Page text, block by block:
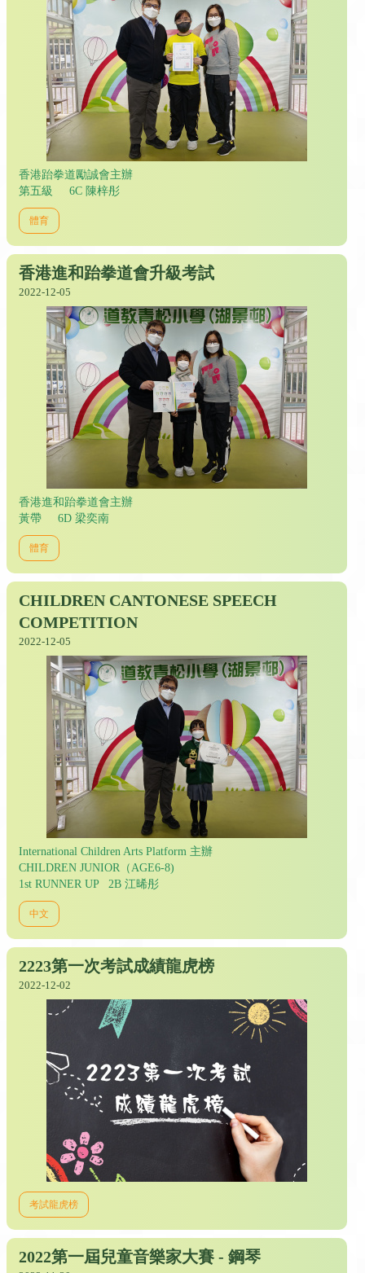
香港跆拳道勵誠會主辦
第五級 6C 陳梓彤
體育
香港進和跆拳道會升級考試
2022-12-05
香港進和跆拳道會主辦
黃帶 6D 梁奕南
體育
CHILDREN CANTONESE SPEECH
COMPETITION
2022-12-05
International Children Arts Platform 主辦
CHILDREN JUNIOR（AGE6-8)
1st RUNNER UP 2B 江晞彤
中文
2223第一次考試成績龍虎榜
2022-12-02
考試龍虎榜
2022第一屆兒童音樂家大賽 - 鋼琴